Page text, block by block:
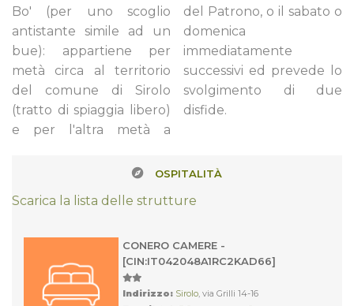
Bo' (per uno scoglio
antistante simile ad un
bue): appartiene per
metà circa al territorio
del comune di Sirolo
(tratto di spiaggia libero)
e per l'altra metà a
del Patrono, o il sabato o
domenica
immediatamente
successivi ed prevede lo
svolgimento di due
disfide.
OSPITALITÀ
Scarica la lista delle strutture
CONERO CAMERE -
[CIN:IT042048A1RC2KAD66]
Indirizzo: Sirolo, via Grilli 14-16